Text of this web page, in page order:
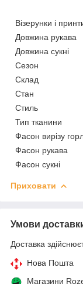
Візерунки і
Довжина рукава
Довжина сукні
Сезон
Склад
Стан
Стиль
Тип тканини
Фасон вирізу
Фасон рукава
Фасон сукні
Приховати
Умови
Доставка
Нова Пошта
Магазини